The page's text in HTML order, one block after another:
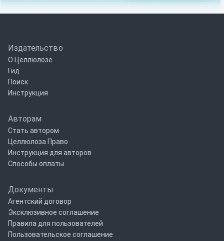
Издательство
О Целлюлозе
Гид
Поиск
Инструкция
Авторам
Стать автором
Целлюлоза Право
Инструкция для авторов
Способы оплаты
Документы
Агентский договор
Эксклюзивное соглашение
Правила для пользователей
Пользовательское соглашение